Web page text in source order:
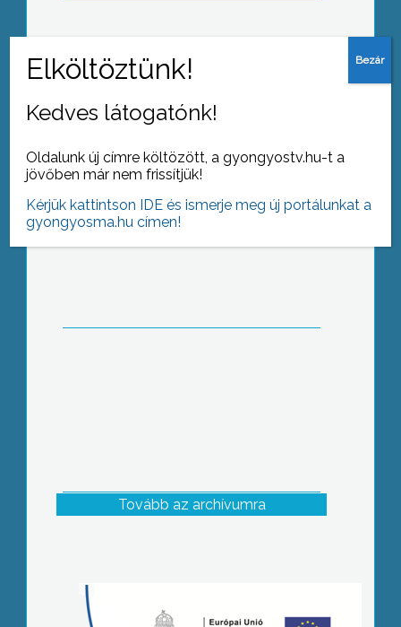
Hol van az a régi zászló?
25éves, 1300 kg, és 11 méter magas
Tovább az archívumra
Kedves látogatónk!
Oldalunk új címre költözött, a gyongyostv.hu-t a
jövőben már nem frissítjük!
Kérjük kattintson IDE és ismerje meg új portálunkat a
gyongyosma.hu címen!